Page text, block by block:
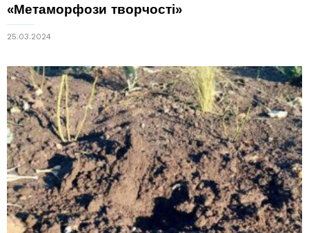
«Метаморфози творчості»
25.03.2024